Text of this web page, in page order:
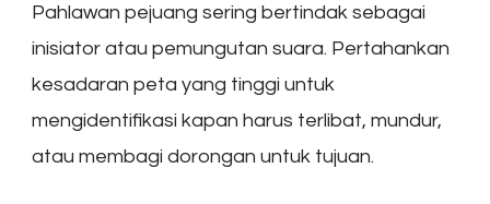
Pahlawan pejuang sering bertindak sebagai
inisiator atau pemungutan suara. Pertahankan
kesadaran peta yang tinggi untuk
mengidentifikasi kapan harus terlibat, mundur,
atau membagi dorongan untuk tujuan.